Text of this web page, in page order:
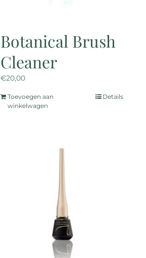
Botanical Brush
Cleaner
€20,00
Toevoegen aan
winkelwagen
Details